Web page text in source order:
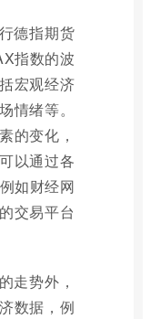
德指期货
指数的波
宏观经济
情绪等。
的变化，
以通过各
如财经网
交易平台
走势外，
数据，例